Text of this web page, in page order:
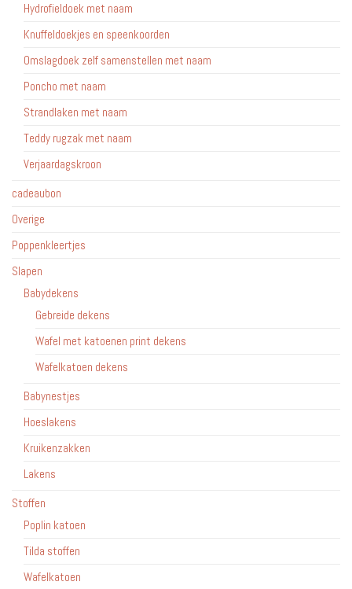
Hydrofieldoek met naam
Knuffeldoekjes en speenkoorden
Omslagdoek zelf samenstellen met naam
Poncho met naam
Strandlaken met naam
Teddy rugzak met naam
Verjaardagskroon
cadeaubon
Overige
Poppenkleertjes
Slapen
Babydekens
Gebreide dekens
Wafel met katoenen print dekens
Wafelkatoen dekens
Babynestjes
Hoeslakens
Kruikenzakken
Lakens
Stoffen
Poplin katoen
Tilda stoffen
Wafelkatoen